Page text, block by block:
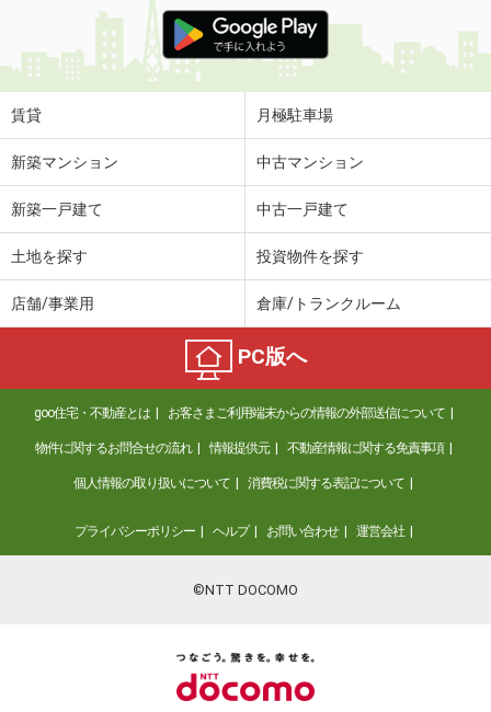
賃貸 月極駐車場
新築マンション 中古マンション
新築一戸建て 中古一戸建て
土地を探す 投資物件を探す
店舗/事業用 倉庫/トランクルーム
PC版へ
goo住宅・不動産とは お客さまご利用端末からの情報の外部送信について
物件に関するお問合せの流れ 情報提供元 不動産情報に関する免責事項
個人情報の取り扱いについて 消費税に関する表記について
プライバシーポリシー ヘルプ お問い合わせ 運営会社
©NTT DOCOMO